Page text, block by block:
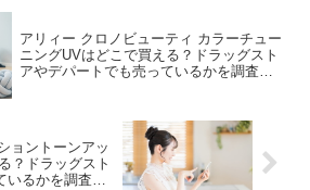
アリィー クロノビューティ カラーチュー
ニングUVはどこで買える？ドラッグスト
アやデパートでも売っているかを調査
ョントーンアッ
？ドラッグスト
いるかを調査